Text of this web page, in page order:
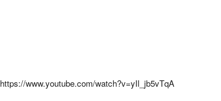
https://www.youtube.com/watch?v=yIl_jb5vTqA